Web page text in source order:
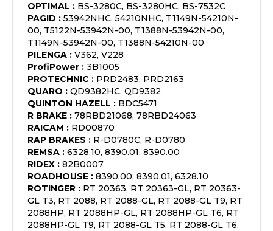
OPTIMAL : BS-3280C, BS-3280HC, BS-7532C
PAGID : 53942NHC, 54210NHC, T1149N-54210N-
00, T5122N-53942N-00, T1388N-53942N-00,
T1149N-53942N-00, T1388N-54210N-00
PILENGA : V362, V228
ProfiPower : 3B1005
PROTECHNIC : PRD2483, PRD2163
QUARO : QD9382HC, QD9382
QUINTON HAZELL : BDC5471
R BRAKE : 78RBD21068, 78RBD24063
RAICAM : RD00870
RAP BRAKES : R-D0780C, R-D0780
REMSA : 6328.10, 8390.01, 8390.00
RIDEX : 82B0007
ROADHOUSE : 8390.00, 8390.01, 6328.10
ROTINGER : RT 20363, RT 20363-GL, RT 20363-
GL T3, RT 2088, RT 2088-GL, RT 2088-GL T9, RT
2088HP, RT 2088HP-GL, RT 2088HP-GL T6, RT
2088HP-GL T9, RT 2088-GL T5, RT 2088-GL T6,